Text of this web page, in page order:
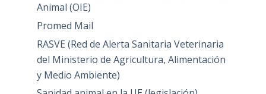
Animal (OIE)
Promed Mail
RASVE (Red de Alerta Sanitaria Veterinaria
del Ministerio de Agricultura, Alimentación
y Medio Ambiente)